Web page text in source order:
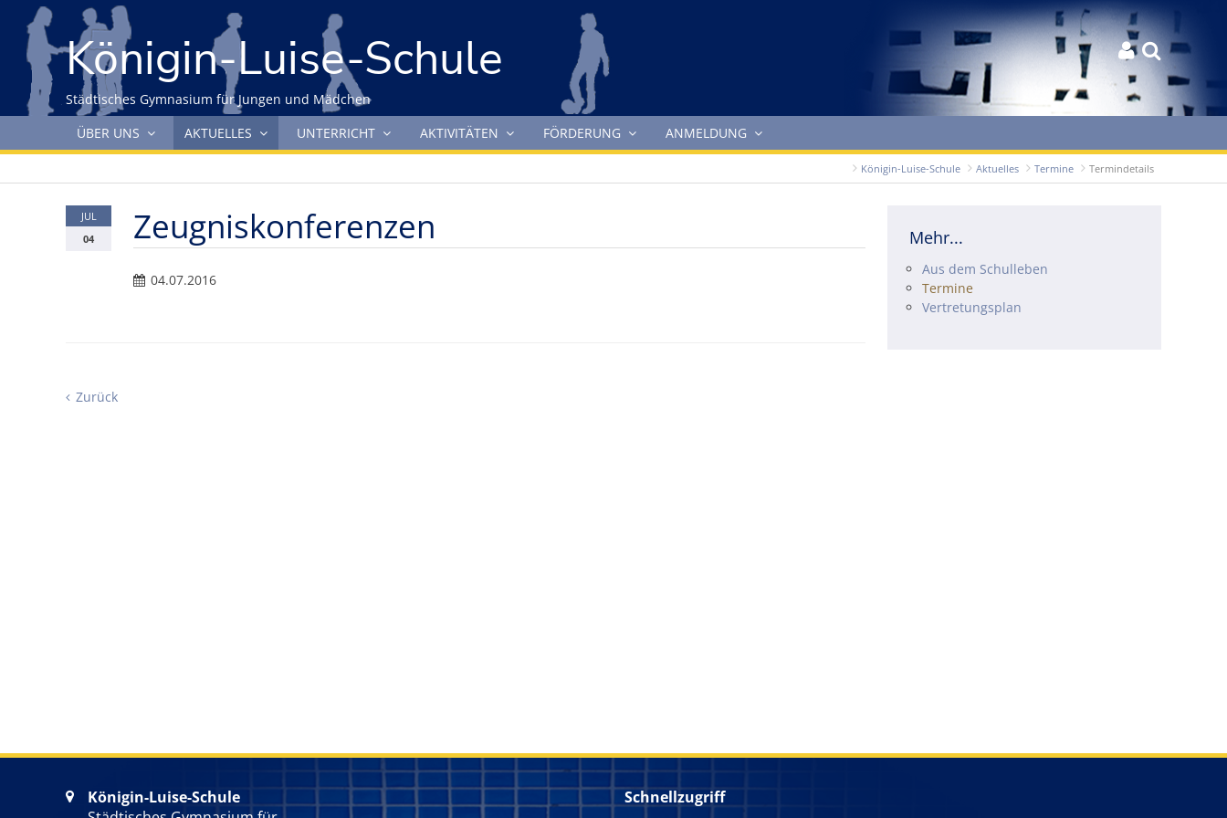
Gleich zum Inhalt der Seite springen
Königin-Luise-Schule  
Städtisches Gymnasium für Jungen und Mädchen
Navigation überspringen
ÜBER UNS AKTUELLES UNTERRICHT AKTIVITÄTEN FÖRDERUNG ANMELDUNG
Königin-Luise-Schule Aktuelles Termine Termindetails
JUL
04
Zeugniskonferenzen
04.07.2016
Zurück
Mehr...
Navigation überspringen
Aus dem Schulleben
Termine
Vertretungsplan

Königin-Luise-Schule
Schnellzugriff